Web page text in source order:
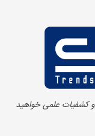
و کشفیات علمی خواهید